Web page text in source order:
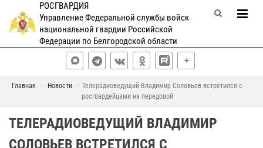
РОСГВАРДИЯ
Управление Федеральной службы войск
национальной гвардии Российской
Федерации по Белгородской области
Главная Новости
Телерадиоведущий Владимир Соловьев встретился с
росгвардейцами на передовой
ТЕЛЕРАДИОВЕДУЩИЙ ВЛАДИМИР
СОЛОВЬЕВ ВСТРЕТИЛСЯ С